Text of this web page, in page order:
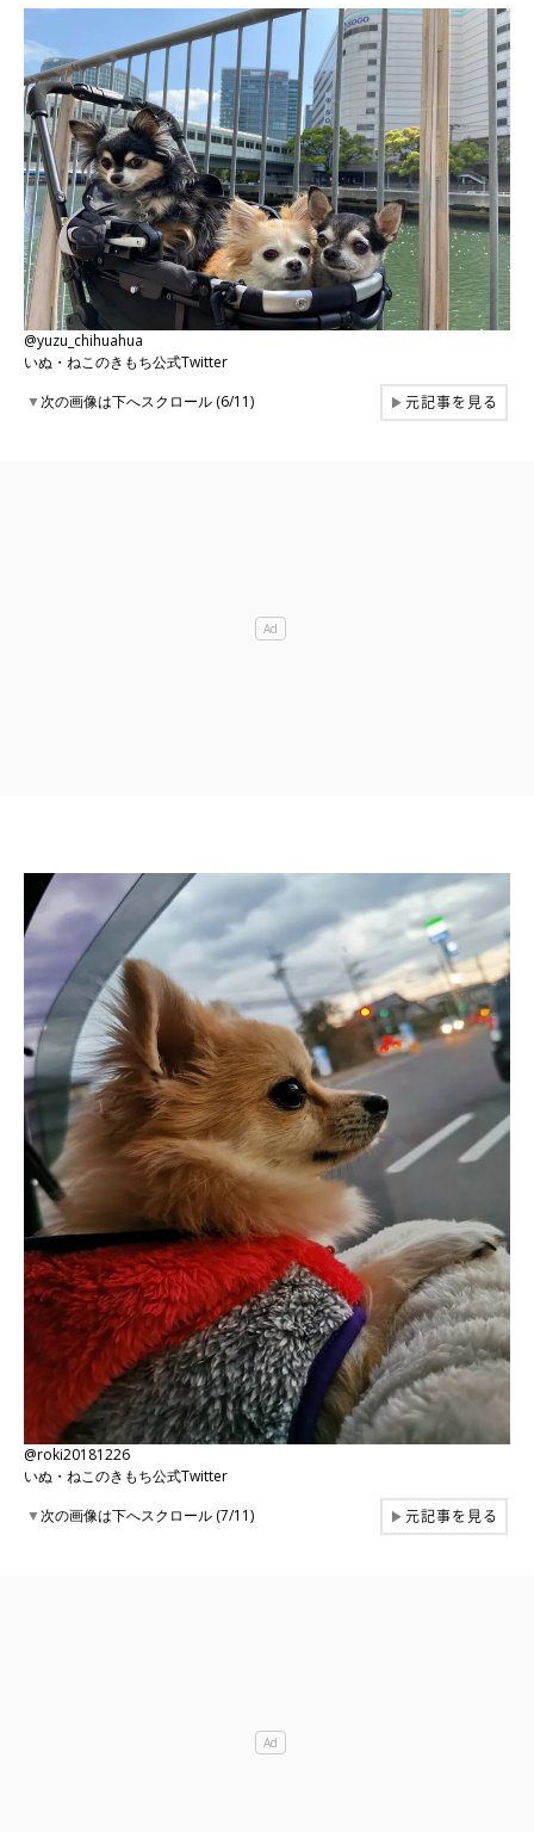
@yuzu_chihuahua
いぬ・ねこのきもち公式Twitter
▼次の画像は下へスクロール (6/11) ▶元記事を見る
@roki20181226
いぬ・ねこのきもち公式Twitter
▼次の画像は下へスクロール (7/11) ▶元記事を見る